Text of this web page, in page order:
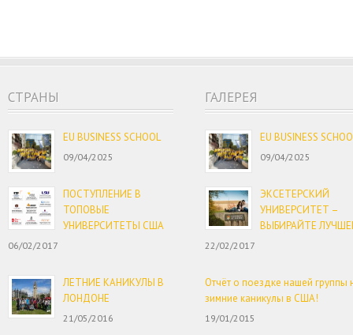
CТРАНЫ
EU BUSINESS SCHOOL
09/04/2025
ПОСТУПЛЕНИЕ В
ТОПОВЫЕ
УНИВЕРСИТЕТЫ США
06/02/2017
ЛЕТНИЕ КАНИКУЛЫ В
ЛОНДОНЕ
21/05/2016
ГАЛЕРЕЯ
EU BUSINESS
09/04/2025
ЭКСЕТЕРСКИЙ
УНИВЕРСИТЕТ –
ВЫБИРАЙТЕ
22/02/2017
Отчёт о поездке нашей группы
зимние каникулы в США!
19/01/2015